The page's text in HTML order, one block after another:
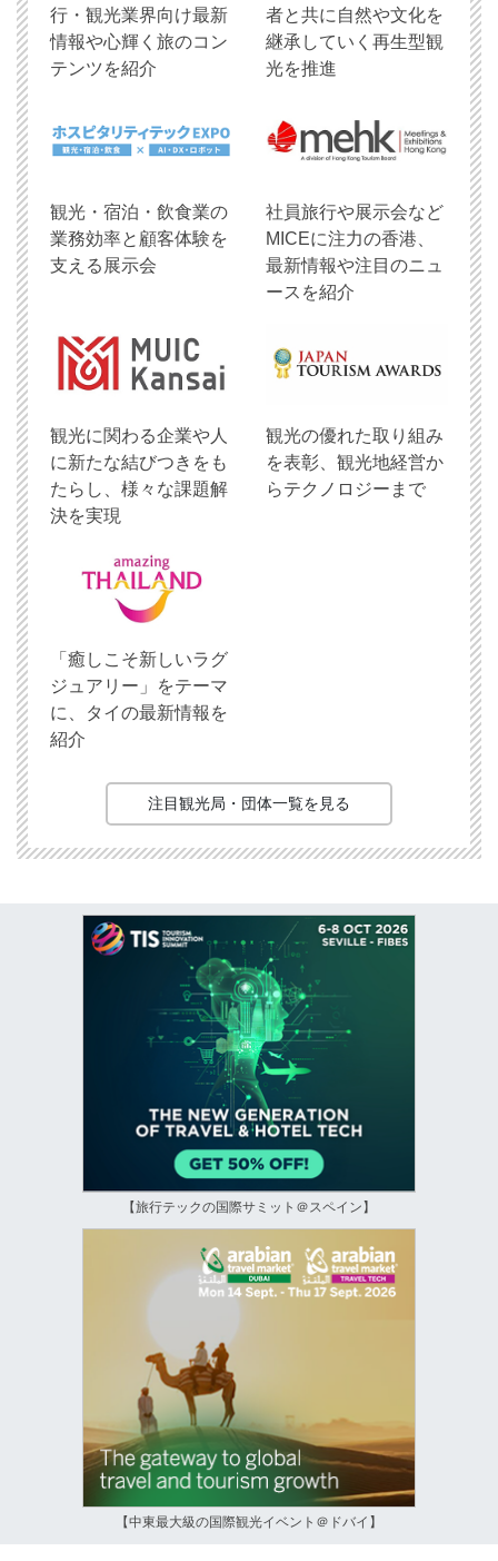
行・観光業界向け最新
情報や心輝く旅のコン
テンツを紹介
者と共に自然や文化を
継承していく再生型観
光を推進
観光・宿泊・飲食業の
業務効率と顧客体験を
支える展示会
社員旅行や展示会など
MICEに注力の香港、
最新情報や注目のニュ
ースを紹介
観光に関わる企業や人
に新たな結びつきをも
たらし、様々な課題解
決を実現
観光の優れた取り組み
を表彰、観光地経営か
らテクノロジーまで
「癒しこそ新しいラグ
ジュアリー」をテーマ
に、タイの最新情報を
紹介
注目観光局・団体一覧を見る
【旅行テックの国際サミット＠スペイン】
【中東最大級の国際観光イベント＠ドバイ】